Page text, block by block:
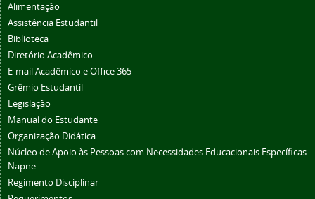
Alimentação
Assistência Estudantil
Biblioteca
Diretório Acadêmico
E-mail Acadêmico e Office 365
Grêmio Estudantil
Legislação
Manual do Estudante
Organização Didática
Núcleo de Apoio às Pessoas com Necessidades Educacionais Específicas -
Napne
Regimento Disciplinar